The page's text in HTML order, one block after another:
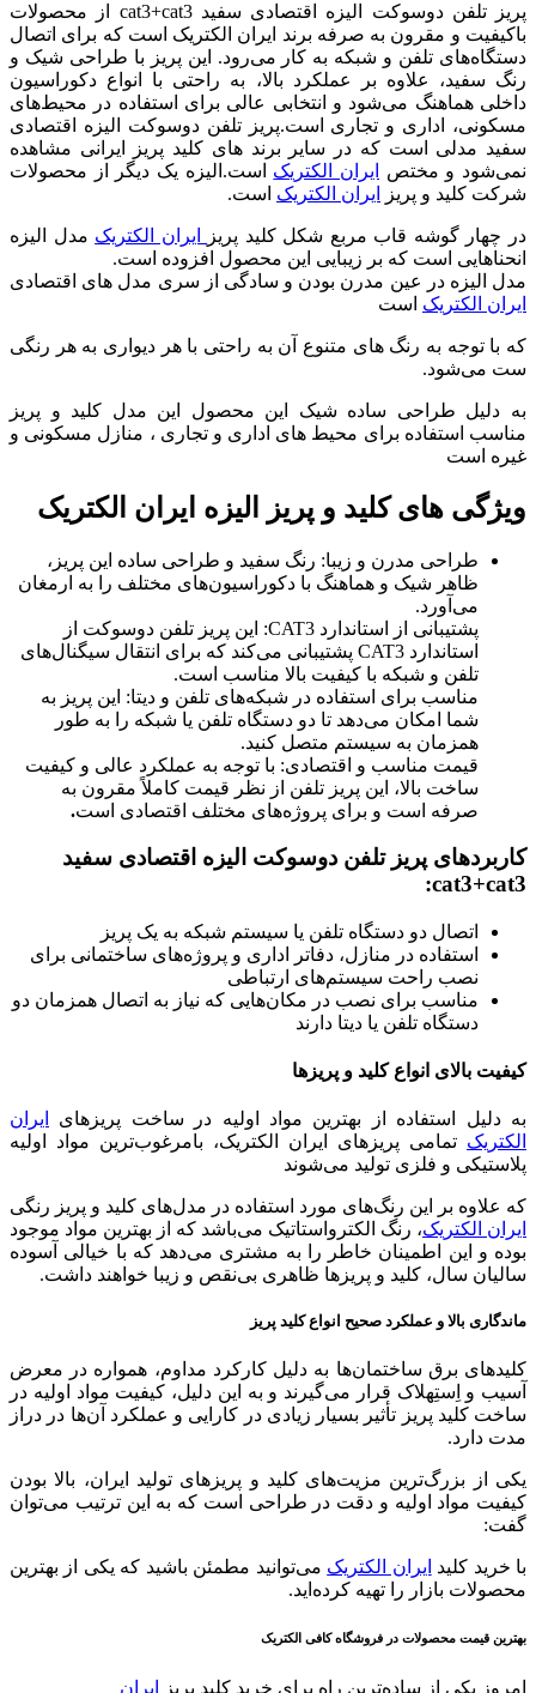
پریز تلفن دوسوکت الیزه اقتصادی سفید cat3+cat3 از محصولات
باکیفیت و مقرون به صرفه برند ایران الکتریک است که برای اتصال
دستگاه‌های تلفن و شبکه به کار می‌رود. این پریز با طراحی شیک و
رنگ سفید، علاوه بر عملکرد بالا، به راحتی با انواع دکوراسیون
داخلی هماهنگ می‌شود و انتخابی عالی برای استفاده در محیط‌های
مسکونی، اداری و تجاری است.پريز تلفن دوسوکت اليزه اقتصادی
سفيد مدلی است که در سایر برند های کلید پریز ایرانی مشاهده
نمی‌شود و مختص
ایران الکتریک است.الیزه یک دیگر از محصولات
شرکت کلید و پریز
ایران الکتریک است.
در چهار گوشه قاب مربع شکل کلید پریز ایران الکتریک مدل الیزه
انحنا‌هایی است که بر زیبایی این محصول افزوده است.
مدل الیزه در عین مدرن بودن و سادگی از سری مدل های اقتصادی
ایران الکتریک است
که با توجه به رنگ های متنوع آن به راحتی با هر دیواری به هر رنگی
ست می‌شود.
به دلیل طراحی ساده شیک این محصول این مدل کلید و پریز
مناسب استفاده برای محیط های اداری و تجاری ، منازل مسکونی و
غیره است
ویژگی های کلید و پریز الیزه ایران الکتریک
طراحی مدرن و زیبا: رنگ سفید و طراحی ساده این پریز،
ظاهر شیک و هماهنگ با دکوراسیون‌های مختلف را به ارمغان
می‌آورد.
پشتیبانی از استاندارد CAT3: این پریز تلفن دوسوکت از
استاندارد CAT3 پشتیبانی می‌کند که برای انتقال سیگنال‌های
تلفن و شبکه با کیفیت بالا مناسب است.
مناسب برای استفاده در شبکه‌های تلفن و دیتا: این پریز به
شما امکان می‌دهد تا دو دستگاه تلفن یا شبکه را به طور
همزمان به سیستم متصل کنید.
قیمت مناسب و اقتصادی: با توجه به عملکرد عالی و کیفیت
ساخت بالا، این پریز تلفن از نظر قیمت کاملاً مقرون به
صرفه است و برای پروژه‌های مختلف اقتصادی است.
کاربردهای پریز تلفن دوسوکت الیزه اقتصادی سفید
cat3+cat3:
اتصال دو دستگاه تلفن یا سیستم شبکه به یک پریز
استفاده در منازل، دفاتر اداری و پروژه‌های ساختمانی برای
نصب راحت سیستم‌های ارتباطی
مناسب برای نصب در مکان‌هایی که نیاز به اتصال همزمان دو
دستگاه تلفن یا دیتا دارند
کیفیت بالای انواع کلید و پریزها
به دلیل استفاده از بهترین مواد اولیه در ساخت پریزهای
ایران
الکتریک تمامی پریزهای ایران الکتریک، بامرغوب‌ترین مواد اولیه
پلاستیکی و فلزی تولید می‌شوند
که علاوه بر این رنگ‌های مورد استفاده در مدل‌های کلید و پریز رنگی
ایران الکتریک، رنگ الکترواستاتیک می‌باشد که از بهترین مواد موجود
بوده و این اطمینان خاطر را به مشتری می‌دهد که با خیالی آسوده
سالیان سال، کلید و پریزها ظاهری بی‌نقص و زیبا خواهند داشت.
ماندگاری بالا و عملکرد صحیح انواع کلید پریز
کلیدهای برق ساختمان‌ها به دلیل کارکرد مداوم، همواره در معرض
آسیب و اِستِهلاک قرار می‌گیرند و به این دلیل، کیفیت مواد اولیه در
ساخت کلید پریز تأثیر بسیار زیادی در کارایی و عملکرد آن‌ها در دراز
مدت دارد.
یکی از بزرگ‌ترین مزیت‌های کلید و پریزهای تولید ایران، بالا بودن
کیفیت مواد اولیه و دقت در طراحی است که به این ترتیب می‌توان
گفت:
با خرید کلید ایران الکتریک می‌توانید مطمئن باشید که یکی از بهترین
محصولات بازار را تهیه کرده‌اید.
بهترین قیمت محصولات در فروشگاه کافی الکتریک
امروز یکی از ساده‌ترین راه برای خرید کلید پریز ایران